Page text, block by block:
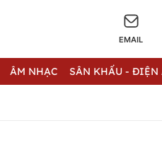
EMAIL
ÂM NHẠC SÂN KHẤU - ĐIỆN